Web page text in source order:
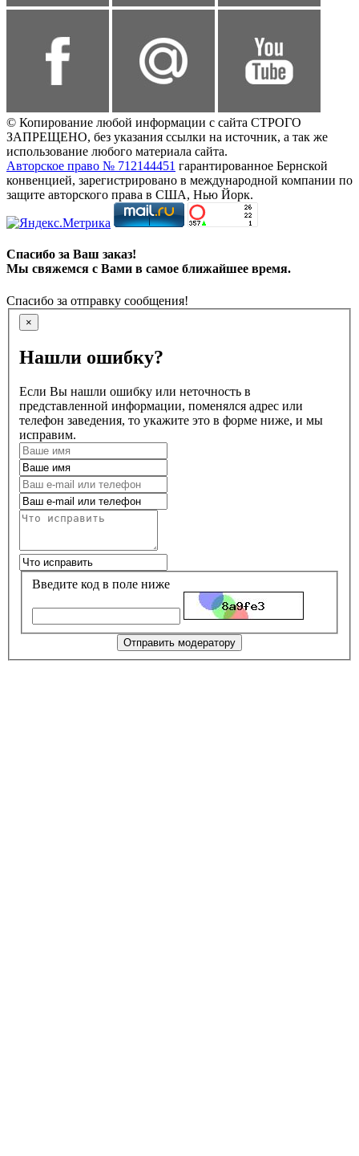
© Копирование любой информации с сайта СТРОГО
ЗАПРЕЩЕНО, без указания ссылки на источник, а так же
использование любого материала сайта.
Авторское право № 712144451 гарантированное Бернской
конвенцией, зарегистрировано в международной компании по
защите авторского права в США, Нью Йорк.
Спасибо за Ваш заказ!
Мы свяжемся с Вами в самое ближайшее время.
Спасибо за отправку сообщения!
×
Нашли ошибку?
Если Вы нашли ошибку или неточность в
представленной информации, поменялся адрес или
телефон заведения, то укажите это в форме ниже, и мы
исправим.
Введите код в поле ниже
Отправить модератору